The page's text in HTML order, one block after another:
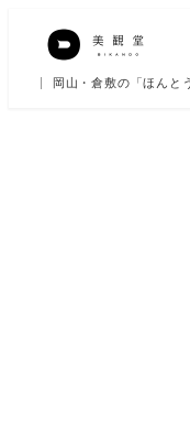
岡山・倉敷の「ほんと